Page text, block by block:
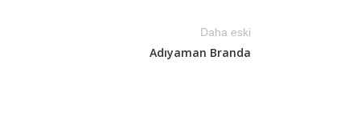
Daha eski
Adıyaman Branda